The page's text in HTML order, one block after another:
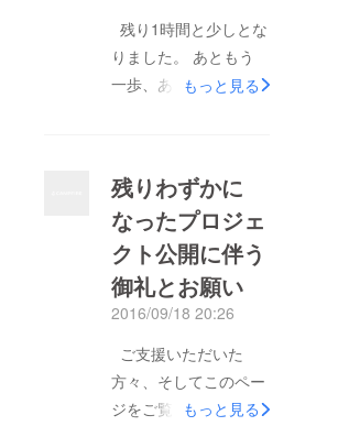
残り1時間と少しとな
りました。 あともう
一歩、あともう一歩で
る。ゴールがすぐそこ
まで見えてきました。
酒粕が持つ栄養や美容
への効果を発信した
い。使われていなかっ
れ変わり循環する社会
を作りたい。酒造りが
今後も続いていく未来
もっと見る
残りわずかに
なったプロジェ
クト公開に伴う
御礼とお願い
2016/09/18 20:26
ご支援いただいた
方々、そしてこのペー
ジをご覧くださった
もっと見る